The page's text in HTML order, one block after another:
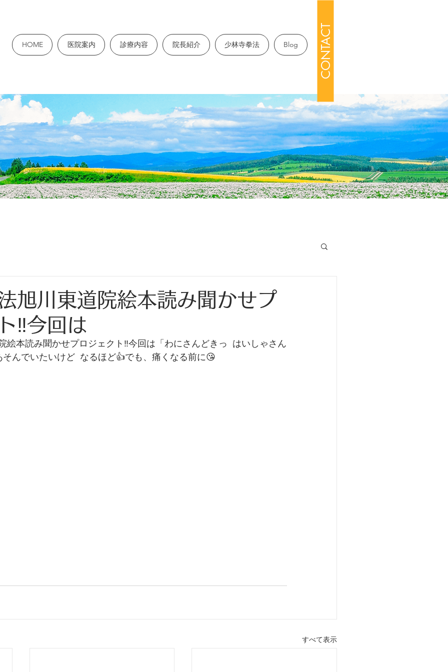
CONTACT
HOME 医院案内 診療内容 院長紹介 少林寺拳法 Blog
旭川東道院絵本読み聞かせプ
‼️今回は
絵本読み聞かせプロジェクト‼️今回は「わにさんどきっ  はいしゃさん
んでいたいけど  なるほど👍でも、痛くなる前に😘
すべて表示